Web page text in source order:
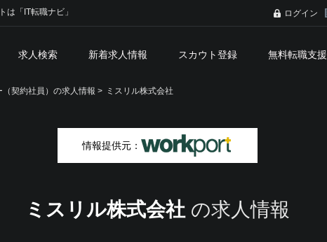
は「IT転職ナビ」 ログイン
求人検索 新着求人情報 スカウト登録 無料転職支援
契約社員）の求人情報 > ミスリル株式会社
情報提供元：
ミスリル株式会社 の求人情報